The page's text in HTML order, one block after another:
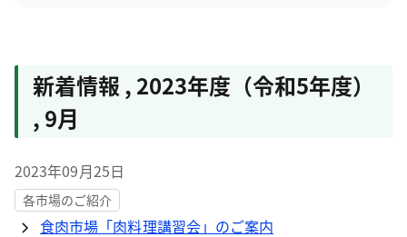
新着情報 , 2023年度（令和5年度）
, 9月
2023年09月25日
各市場のご紹介
食肉市場「肉料理講習会」のご案内